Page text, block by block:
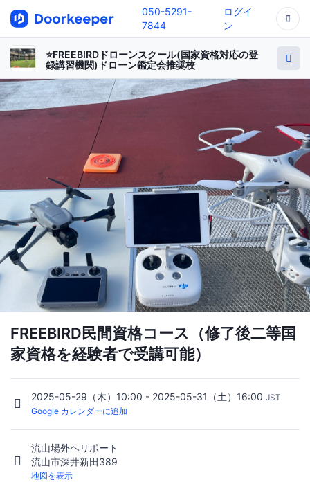
050-5291-
7844
ログイ
ン
⭐️FREEBIRDドローンスクール(国家資格対応の登
録講習機関)ドローン鑑定会推奨校
FREEBIRD民間資格コース（修了後二等国
家資格を経験者で受講可能）
2025-05-29（木）10:00 - 2025-05-31（土）16:00 JST
Google カレンダーに追加
流山場外ヘリポート
流山市深井新田389
地図を表示